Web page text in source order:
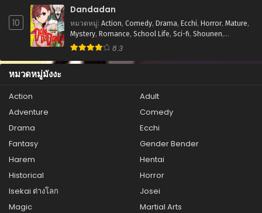
ตอนที่ 7
มิถุนายน 20, 2026
ตอนที่ 6
มิถุนายน 20, 2026
ตอนที่ 5
ตอนที่ 4
ตอนที่ 3
มิถุนายน 20, 2026
มิถุนายน 20, 2026
10
Dandadan
หมวดหมู่: Action, Comedy, Drama, Ecchi, Horror, Mature,
Mystery, Romance, School Life, Sci-fi, Shounen,
Supernatural 8.3
หมวดหมู่มังงะ
Action
Adult
Adventure
Comedy
Drama
Ecchi
Fantasy
Gender Bender
Harem
Hentai
Historical
Horror
Isekai ต่างโลก
Josei
Magic
Martial Arts